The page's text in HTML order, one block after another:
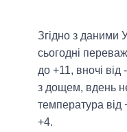
Згідно з даними
сьогодні
до +11, вночі від
з дощем, вдень
температура від
+4.